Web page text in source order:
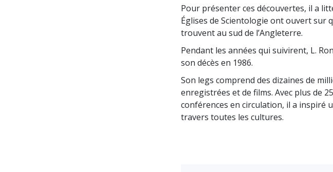
Pour présenter ces découvertes, il a
Églises de Scientologie ont ouvert sur
trouvent au sud de l’Angleterre.
Pendant les années qui suivirent, L.
son décès en 1986.
Son legs comprend des dizaines de
enregistrées et de films. Avec plus de
conférences en circulation, il a inspiré
travers toutes les cultures.